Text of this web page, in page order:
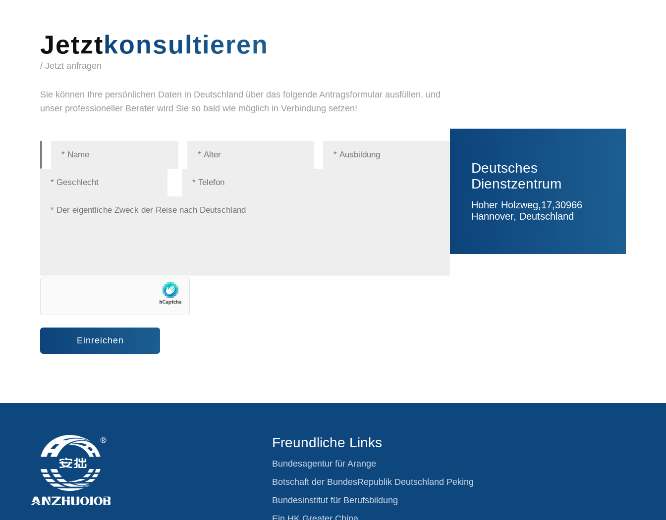
Jetztkonsultieren
/ Jetzt anfragen
Sie können Ihre persönlichen Daten in Deutschland über das folgende Antragsformular ausfüllen, und
unser professioneller Berater wird Sie so bald wie möglich in Verbindung setzen!
Einreichen
Deutsches
Dienstzentrum
Hoher Holzweg,17,30966
Hannover, Deutschland
Freundliche Links
Bundesagentur für Arange
Botschaft der BundesRepublik Deutschland Peking
Bundesinstitut für Berufsbildung